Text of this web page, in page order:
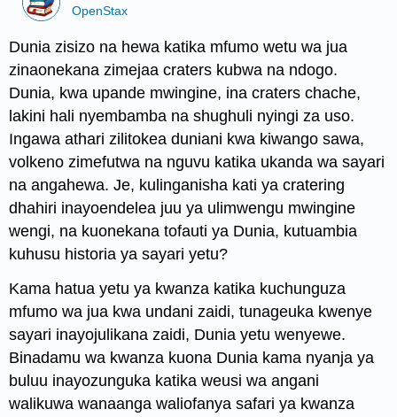
OpenStax
Dunia zisizo na hewa katika mfumo wetu wa jua
zinaonekana zimejaa craters kubwa na ndogo.
Dunia, kwa upande mwingine, ina craters chache,
lakini hali nyembamba na shughuli nyingi za uso.
Ingawa athari zilitokea duniani kwa kiwango sawa,
volkeno zimefutwa na nguvu katika ukanda wa sayari
na angahewa. Je, kulinganisha kati ya cratering
dhahiri inayoendelea juu ya ulimwengu mwingine
wengi, na kuonekana tofauti ya Dunia, kutuambia
kuhusu historia ya sayari yetu?
Kama hatua yetu ya kwanza katika kuchunguza
mfumo wa jua kwa undani zaidi, tunageuka kwenye
sayari inayojulikana zaidi, Dunia yetu wenyewe.
Binadamu wa kwanza kuona Dunia kama nyanja ya
buluu inayozunguka katika weusi wa angani
walikuwa wanaanga waliofanya safari ya kwanza